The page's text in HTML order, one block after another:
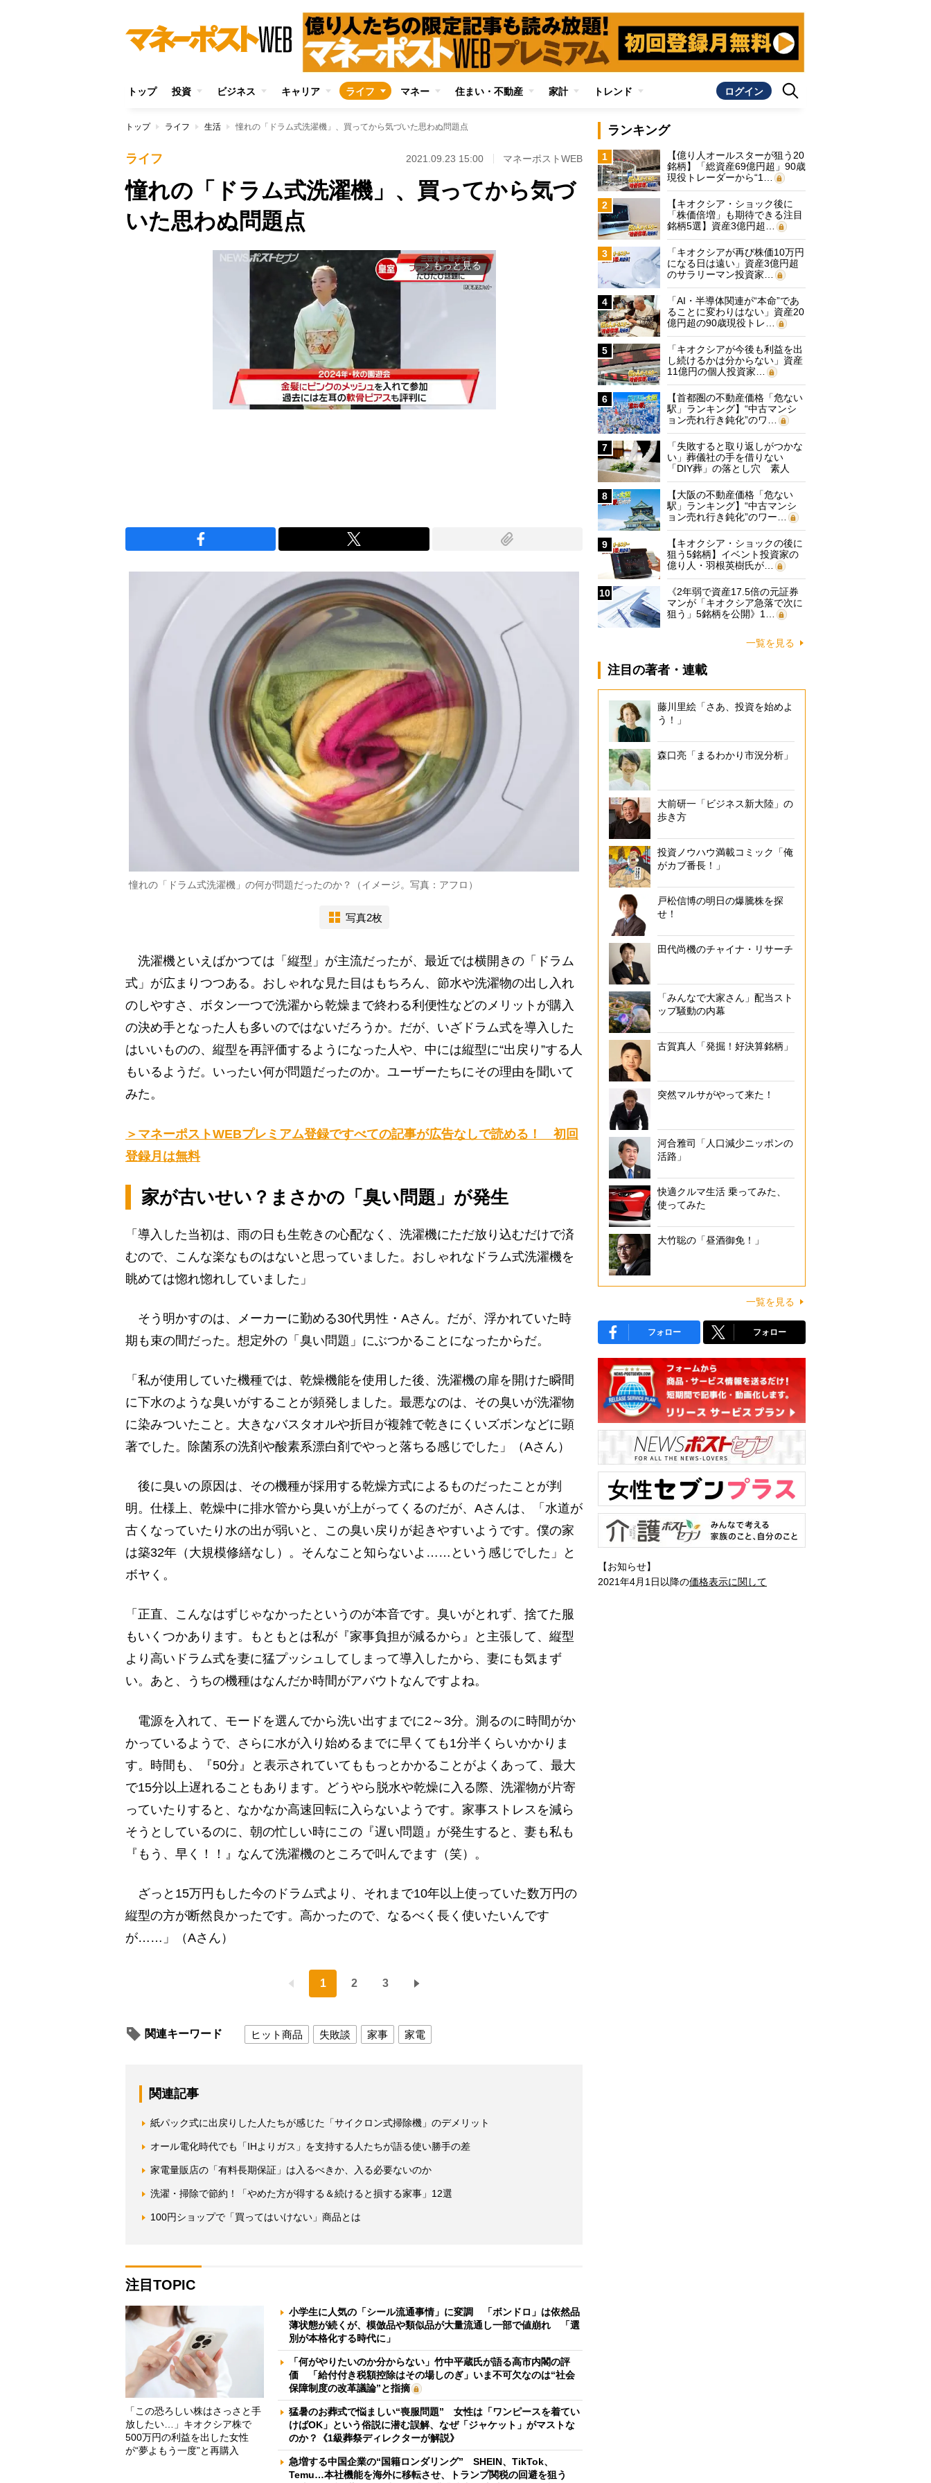
トップ 投資 ビジネス キャリア ライフ マネー 住まい・不動産 家計 トレンド ログイン
トップ ライフ 生活 憧れの「ドラム式洗濯機」、買ってから気づいた思わぬ問題点
ライフ 2021.09.23 15:00 マネーポストWEB
憧れの「ドラム式洗濯機」、買ってから気づ
いた思わぬ問題点
arrow_forward_ios もっと見る
憧れの「ドラム式洗濯機」の何が問題だったのか？（イメージ。写真：アフロ）
写真2枚
洗濯機といえばかつては「縦型」が主流だったが、最近では横開きの「ドラム
式」が広まりつつある。おしゃれな見た目はもちろん、節水や洗濯物の出し入れ
のしやすさ、ボタン一つで洗濯から乾燥まで終わる利便性などのメリットが購入
の決め手となった人も多いのではないだろうか。だが、いざドラム式を導入した
はいいものの、縦型を再評価するようになった人や、中には縦型に“出戻り”する人
もいるようだ。いったい何が問題だったのか。ユーザーたちにその理由を聞いて
みた。
＞マネーポストWEBプレミアム登録ですべての記事が広告なしで読める！ 初回
登録月は無料
家が古いせい？まさかの「臭い問題」が発生
「導入した当初は、雨の日も生乾きの心配なく、洗濯機にただ放り込むだけで済
むので、こんな楽なものはないと思っていました。おしゃれなドラム式洗濯機を
眺めては惚れ惚れしていました」
そう明かすのは、メーカーに勤める30代男性・Aさん。だが、浮かれていた時
期も束の間だった。想定外の「臭い問題」にぶつかることになったからだ。
「私が使用していた機種では、乾燥機能を使用した後、洗濯機の扉を開けた瞬間
に下水のような臭いがすることが頻発しました。最悪なのは、その臭いが洗濯物
に染みついたこと。大きなバスタオルや折目が複雑で乾きにくいズボンなどに顕
著でした。除菌系の洗剤や酸素系漂白剤でやっと落ちる感じでした」（Aさん）
後に臭いの原因は、その機種が採用する乾燥方式によるものだったことが判
明。仕様上、乾燥中に排水管から臭いが上がってくるのだが、Aさんは、「水道が
古くなっていたり水の出が弱いと、この臭い戻りが起きやすいようです。僕の家
は築32年（大規模修繕なし）。そんなこと知らないよ……という感じでした」と
ボヤく。
「正直、こんなはずじゃなかったというのが本音です。臭いがとれず、捨てた服
もいくつかあります。もともとは私が『家事負担が減るから』と主張して、縦型
より高いドラム式を妻に猛プッシュしてしまって導入したから、妻にも気まず
い。あと、うちの機種はなんだか時間がアバウトなんですよね。
電源を入れて、モードを選んでから洗い出すまでに2～3分。測るのに時間がか
かっているようで、さらに水が入り始めるまでに早くても1分半くらいかかりま
す。時間も、『50分』と表示されていてももっとかかることがよくあって、最大
で15分以上遅れることもあります。どうやら脱水や乾燥に入る際、洗濯物が片寄
っていたりすると、なかなか高速回転に入らないようです。家事ストレスを減ら
そうとしているのに、朝の忙しい時にこの『遅い問題』が発生すると、妻も私も
『もう、早く！！』なんて洗濯機のところで叫んでます（笑）。
ざっと15万円もした今のドラム式より、それまで10年以上使っていた数万円の
縦型の方が断然良かったです。高かったので、なるべく長く使いたいんです
が……」（Aさん）
1 2 3
関連キーワード ヒット商品 失敗談 家事 家電
関連記事
紙パック式に出戻りした人たちが感じた「サイクロン式掃除機」のデメリット
オール電化時代でも「IHよりガス」を支持する人たちが語る使い勝手の差
家電量販店の「有料長期保証」は入るべきか、入る必要ないのか
洗濯・掃除で節約！「やめた方が得する＆続けると損する家事」12選
100円ショップで「買ってはいけない」商品とは
注目TOPIC
「この恐ろしい株はさっさと手
放したい…」キオクシア株で
500万円の利益を出した女性
が“夢よもう一度”と再購入
小学生に人気の「シール流通事情」に変調 「ボンドロ」は依然品
薄状態が続くが、模倣品や類似品が大量流通し一部で値崩れ 「選
別が本格化する時代に」
「何がやりたいのか分からない」竹中平蔵氏が語る高市内閣の評
価 「給付付き税額控除はその場しのぎ」いま不可欠なのは“社会
保障制度の改革議論”と指摘
猛暑のお葬式で悩ましい“喪服問題” 女性は「ワンピースを着てい
けばOK」という俗説に潜む誤解、なぜ「ジャケット」がマストな
のか？《1級葬祭ディレクターが解説》
急増する中国企業の“国籍ロンダリング” SHEIN、TikTok、
Temu…本社機能を海外に移転させ、トランプ関税の回避を狙う
ランキング
1
【億り人オールスターが狙う20
銘柄】「総資産69億円超」90歳
現役トレーダーから“1…
2
【キオクシア・ショック後に
「株価倍増」も期待できる注目
銘柄5選】資産3億円超…
3
「キオクシアが再び株価10万円
になる日は遠い」資産3億円超
のサラリーマン投資家…
4
「AI・半導体関連が“本命”であ
ることに変わりはない」資産20
億円超の90歳現役トレ…
5
「キオクシアが今後も利益を出
し続けるかは分からない」資産
11億円の個人投資家…
6
【首都圏の不動産価格「危ない
駅」ランキング】“中古マンシ
ョン売れ行き鈍化”のワ…
7
「失敗すると取り返しがつかな
い」葬儀社の手を借りない
「DIY葬」の落とし穴 素人
に…
8
【大阪の不動産価格「危ない
駅」ランキング】“中古マンシ
ョン売れ行き鈍化”のワー…
9
【キオクシア・ショックの後に
狙う5銘柄】イベント投資家の
億り人・羽根英樹氏が…
10
《2年弱で資産17.5倍の元証券
マンが「キオクシア急落で次に
狙う」5銘柄を公開》1…
一覧を見る
注目の著者・連載
藤川里絵「さあ、投資を始めよ
う！」
森口亮「まるわかり市況分析」
大前研一「ビジネス新大陸」の
歩き方
投資ノウハウ満載コミック「俺
がカブ番長！」
戸松信博の明日の爆騰株を探
せ！
田代尚機のチャイナ・リサーチ
「みんなで大家さん」配当スト
ップ騒動の内幕
古賀真人「発掘！好決算銘柄」
突然マルサがやって来た！
河合雅司「人口減少ニッポンの
活路」
快適クルマ生活 乗ってみた、
使ってみた
大竹聡の「昼酒御免！」
一覧を見る
フォロー フォロー
【お知らせ】
2021年4月1日以降の価格表示に関して